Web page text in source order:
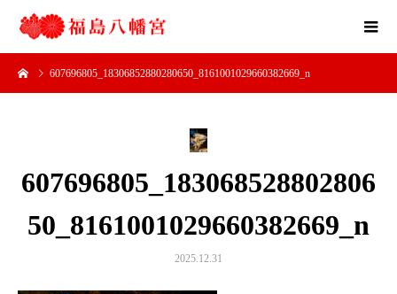
607696805_18306852880280650_8161001029660382669_n
607696805_183068528802806
50_8161001029660382669_n
2025.12.31